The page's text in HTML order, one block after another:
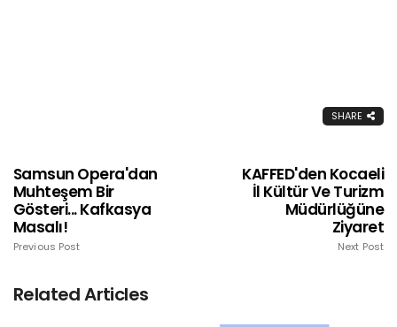
SHARE
Samsun Opera'dan
Muhteşem Bir
Gösteri... Kafkasya
Masalı!
Previous Post
KAFFED'den Kocaeli
İl Kültür Ve Turizm
Müdürlüğüne
Ziyaret
Next Post
Related Articles